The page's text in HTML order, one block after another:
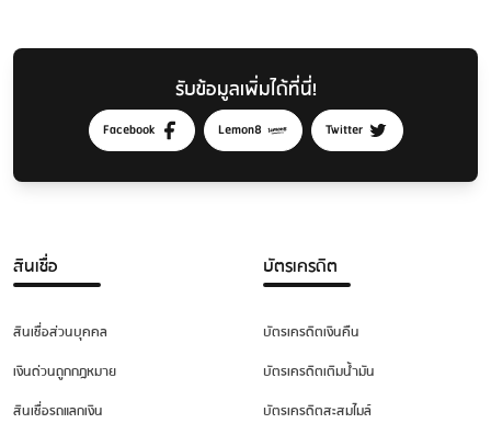
รับข้อมูลเพิ่มได้ที่นี่!
Facebook Lemon8 Twitter
สินเชื่อ
สินเชื่อส่วนบุคคล
เงินด่วนถูกกฎหมาย
สินเชื่อรถแลกเงิน
บัตรเครดิต
บัตรเครดิตเงินคืน
บัตรเครดิตเติมน้ำมัน
บัตรเครดิตสะสมไมล์